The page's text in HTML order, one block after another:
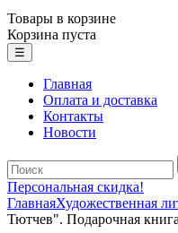
Товары в корзине
Корзина пуста
☰
Главная
Оплата и доставка
Контакты
Новости
Персональная скидка!
ГлавнаяХудожественная
Тютчев". Подарочная